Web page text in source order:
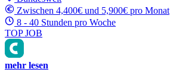
Zwischen 4,400€ und 5,900€ pro Monat
8 - 40 Stunden pro Woche
TOP JOB
mehr lesen